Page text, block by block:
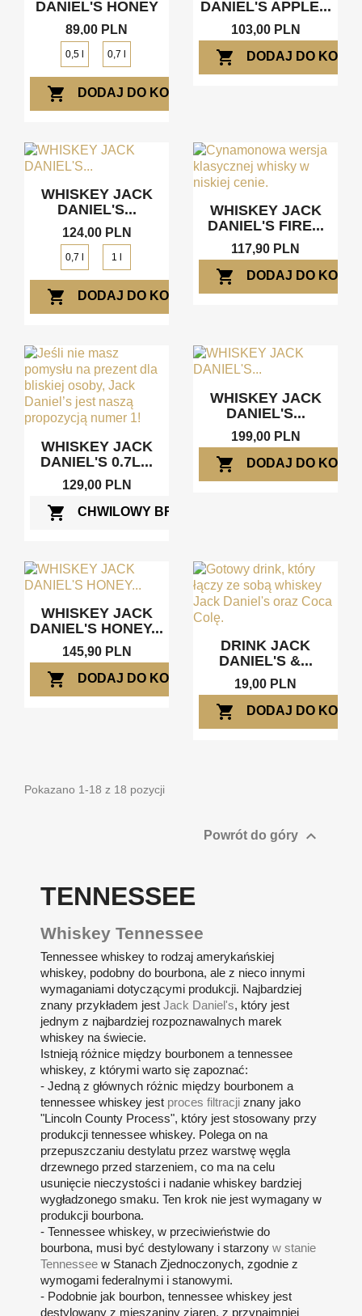
DANIEL'S HONEY
89,00 PLN
0,5 l 0,7 l
shopping_cart DODAJ DO KOSZYKA
DANIEL'S APPLE...
103,00 PLN
shopping_cart DODAJ DO
WHISKEY JACK
DANIEL'S...
124,00 PLN
0,7 l 1 l
shopping_cart DODAJ DO KOSZYKA
WHISKEY JACK
DANIEL'S FIRE...
117,90 PLN
shopping_cart DODAJ DO
WHISKEY JACK
DANIEL'S 0.7L...
129,00 PLN
shopping_cart CHWILOWY BRAK
WHISKEY JACK
DANIEL'S...
199,00 PLN
shopping_cart DODAJ DO
WHISKEY JACK
DANIEL'S HONEY...
145,90 PLN
shopping_cart DODAJ DO KOSZYKA
DRINK JACK
DANIEL'S &...
19,00 PLN
shopping_cart DODAJ DO
Pokazano 1-18 z 18 pozycji
Powrót do góry 
TENNESSEE
Whiskey Tennessee
Tennessee whiskey to rodzaj amerykańskiej
whiskey, podobny do bourbona, ale z nieco innymi
wymaganiami dotyczącymi produkcji. Najbardziej
znany przykładem jest Jack Daniel's, który jest
jednym z najbardziej rozpoznawalnych marek
whiskey na świecie.
Istnieją różnice między bourbonem a tennessee
whiskey, z którymi warto się zapoznać:
- Jedną z głównych różnic między bourbonem a
tennessee whiskey jest proces filtracji znany jako
"Lincoln County Process", który jest stosowany przy
produkcji tennessee whiskey. Polega on na
przepuszczaniu destylatu przez warstwę węgla
drzewnego przed starzeniem, co ma na celu
usunięcie nieczystości i nadanie whiskey bardziej
wygładzonego smaku. Ten krok nie jest wymagany w
produkcji bourbona.
- Tennessee whiskey, w przeciwieństwie do
bourbona, musi być destylowany i starzony w stanie
Tennessee w Stanach Zjednoczonych, zgodnie z
wymogami federalnymi i stanowymi.
- Podobnie jak bourbon, tennessee whiskey jest
destylowany z mieszaniny ziaren, z przynajmniej